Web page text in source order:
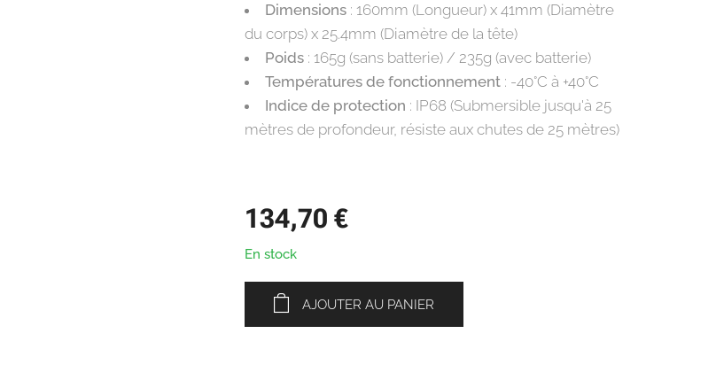
Dimensions : 160mm (Longueur) x 41mm (Diamètre
du corps) x 25.4mm (Diamètre de la tête)
Poids : 165g (sans batterie) / 235g (avec batterie)
Températures de fonctionnement : -40°C à +40°C
Indice de protection : IP68 (Submersible jusqu'à 25
mètres de profondeur, résiste aux chutes de 25 mètres)
134,70 €
En stock
AJOUTER AU PANIER